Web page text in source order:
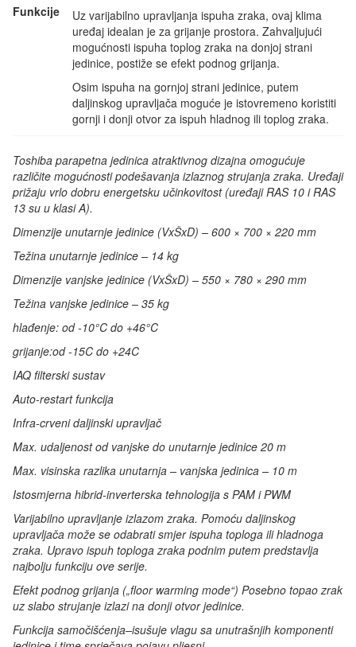
Funkcije
Uz varijabilno upravljanja ispuha zraka, ovaj klima
uređaj idealan je za grijanje prostora. Zahvaljujući
mogućnosti ispuha toplog zraka na donjoj strani
jedinice, postiže se efekt podnog grijanja.
Osim ispuha na gornjoj strani jedinice, putem
daljinskog upravljača moguće je istovremeno koristiti
gornji i donji otvor za ispuh hladnog ili toplog zraka.
Toshiba parapetna jedinica atraktivnog dizajna omogućuje
različite mogućnosti podešavanja izlaznog strujanja zraka. Uređaji
prižaju vrlo dobru energetsku učinkovitost (uređaji RAS 10 i RAS
13 su u klasi A).
Dimenzije unutarnje jedinice (VxŠxD) – 600 × 700 × 220 mm
Težina unutarnje jedinice – 14 kg
Dimenzije vanjske jedinice (VxŠxD) – 550 × 780 × 290 mm
Težina vanjske jedinice – 35 kg
hlađenje: od -10°C do +46°C
grijanje:od -15C do +24C
IAQ filterski sustav
Auto-restart funkcija
Infra-crveni daljinski upravljač
Max. udaljenost od vanjske do unutarnje jedinice 20 m
Max. visinska razlika unutarnja – vanjska jedinica – 10 m
Istosmjerna hibrid-inverterska tehnologija s PAM i PWM
Varijabilno upravljanje izlazom zraka. Pomoću daljinskog
upravljača može se odabrati smjer ispuha toploga ili hladnoga
zraka. Upravo ispuh toploga zraka podnim putem predstavlja
najbolju funkciju ove serije.
Efekt podnog grijanja („floor warming mode“) Posebno topao zrak
uz slabo strujanje izlazi na donji otvor jedinice.
Funkcija samočišćenja–isušuje vlagu sa unutrašnjih komponenti